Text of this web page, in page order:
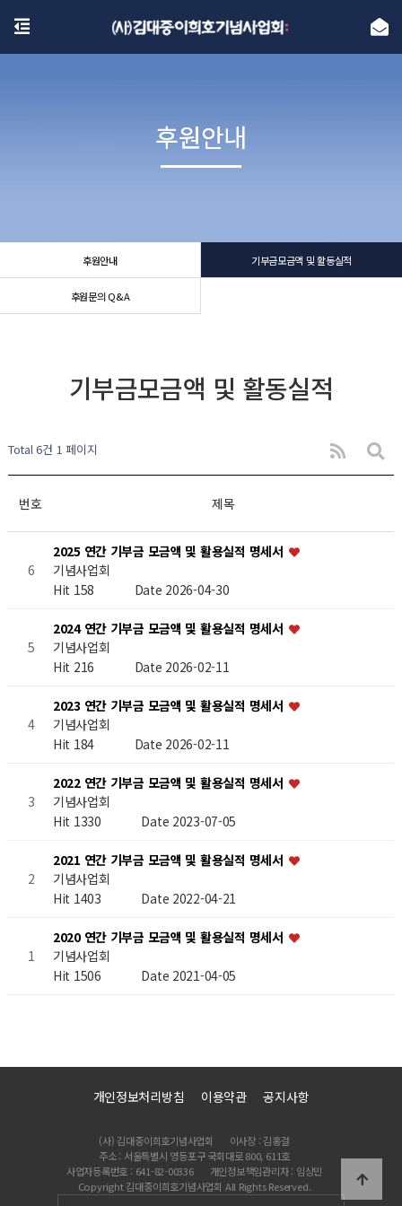
후원안내 기부금모금액 및 활동실적
후원문의 Q&A
후원안내
기부금모금액 및 활동실적
후원안내
Total 6건 1 페이지
번호 제목
6
2025 연간 기부금 모금액 및 활용실적 명세서
기념사업회
Hit 158 Date 2026-04-30
5
2024 연간 기부금 모금액 및 활용실적 명세서
기념사업회
Hit 216 Date 2026-02-11
4
2023 연간 기부금 모금액 및 활용실적 명세서
기념사업회
Hit 184 Date 2026-02-11
3
2022 연간 기부금 모금액 및 활용실적 명세서
기념사업회
Hit 1330 Date 2023-07-05
2
2021 연간 기부금 모금액 및 활용실적 명세서
기념사업회
Hit 1403 Date 2022-04-21
1
2020 연간 기부금 모금액 및 활용실적 명세서
기념사업회
Hit 1506 Date 2021-04-05
개인정보처리방침 이용약관 공지사항
(사) 김대중이희호기념사업회
이사장 : 김홍걸
주소 : 서울특별시 영등포구 국회대로 800, 611호
사업자등록번호 : 641-82-00336
개인정보책임관리자 : 임상민
Copyright 김대중이희호기념사업회 All Rights Reserved.